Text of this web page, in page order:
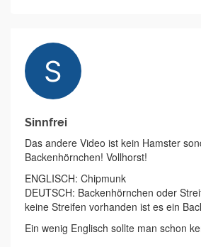
Sinnfrei
Das andere Video ist kein Hamster
Backenhörnchen! Vollhorst!
ENGLISCH: Chipmunk
DEUTSCH: Backenhörnchen oder
keine Streifen vorhanden ist es ein
Ein wenig Englisch sollte man schon